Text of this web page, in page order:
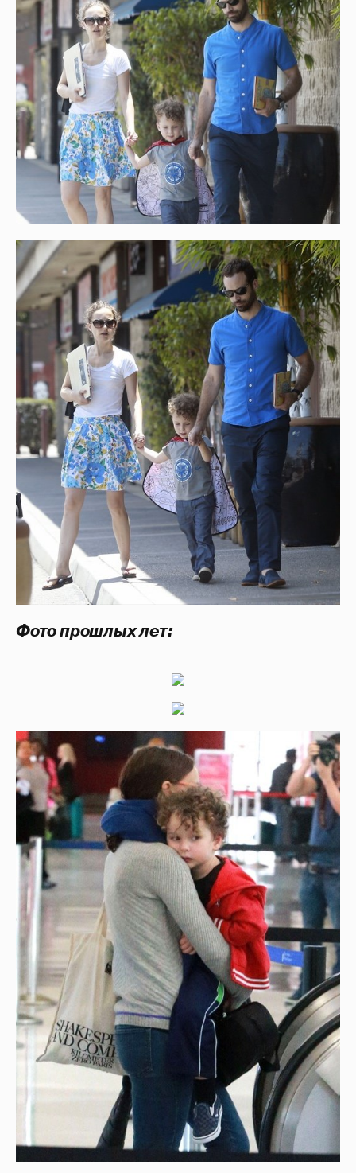
Фото прошлых лет: